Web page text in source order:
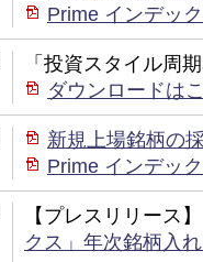
Prime インデッ
「投資スタイル周
ダウンロードは
新規上場銘柄の
Prime インデッ
【プレスリリース】
クス」年次銘柄入